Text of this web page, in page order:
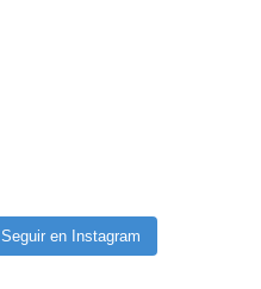
Seguir en Instagram